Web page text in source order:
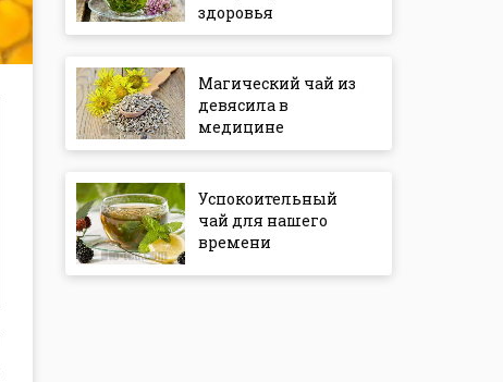
здоровья
Магический чай из
девясила в
медицине
Успокоительный
чай для нашего
времени